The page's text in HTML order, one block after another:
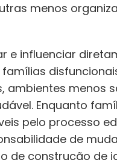
menos
e influenciar
ambientes menos
Enquanto
pelo processo
de
de construção de